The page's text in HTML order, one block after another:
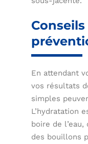
En attendant
vos résultats
simples
L’hydratation
boire de
des bouillons